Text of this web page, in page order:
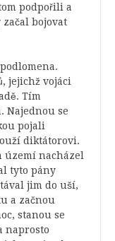
podpořili a
bojovat
jejichž vojáci
Tím
Najednou se
pojali
diktátorovi.
území nacházel
tyto pány
jim do uší,
a začnou
stanou se
naprosto